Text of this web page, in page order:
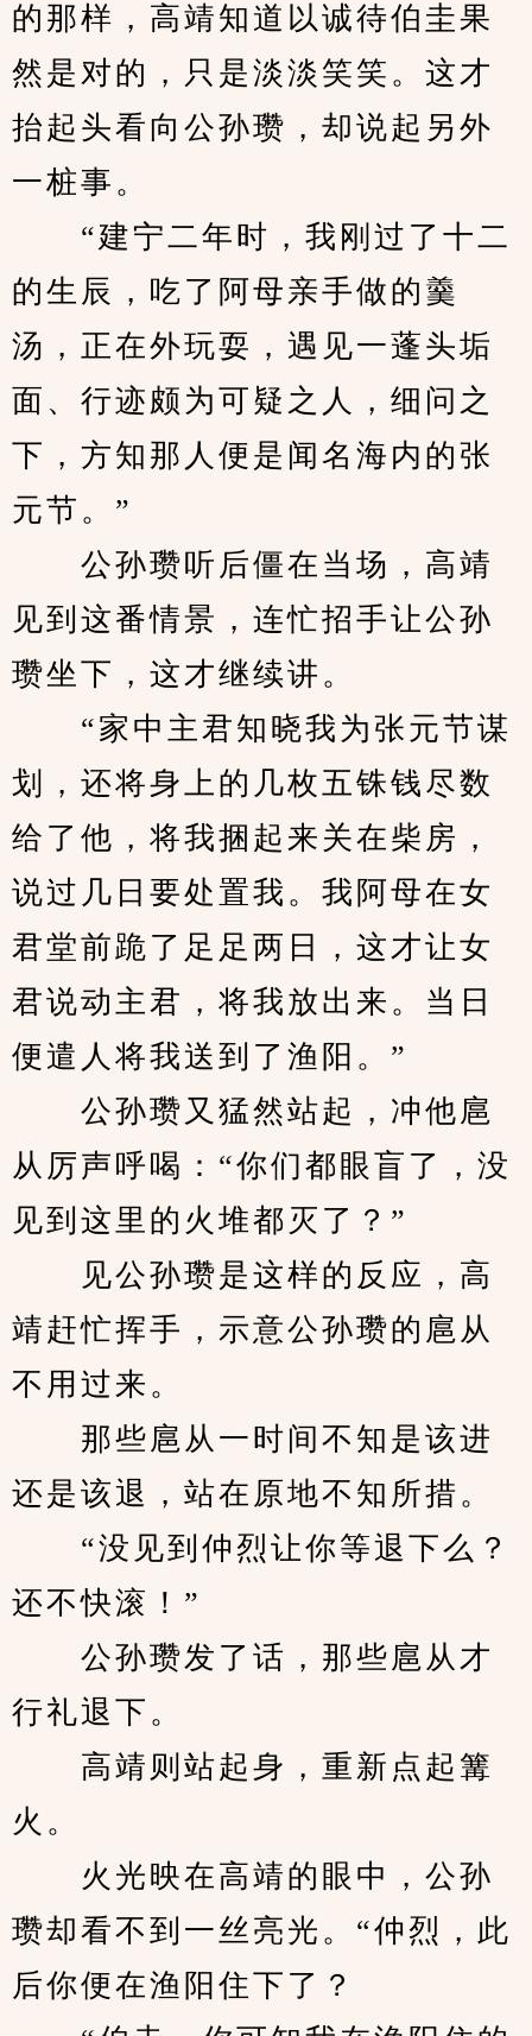
的那样，高靖知道以诚待伯圭果
然是对的，只是淡淡笑笑。这才
抬起头看向公孙瓒，却说起另外
一桩事。
“建宁二年时，我刚过了十二
的生辰，吃了阿母亲手做的羹
汤，正在外玩耍，遇见一蓬头垢
面、行迹颇为可疑之人，细问之
下，方知那人便是闻名海内的张
元节。”
公孙瓒听后僵在当场，高靖
见到这番情景，连忙招手让公孙
瓒坐下，这才继续讲。
“家中主君知晓我为张元节谋
划，还将身上的几枚五铢钱尽数
给了他，将我捆起来关在柴房，
说过几日要处置我。我阿母在女
君堂前跪了足足两日，这才让女
君说动主君，将我放出来。当日
便遣人将我送到了渔阳。”
公孙瓒又猛然站起，冲他扈
从厉声呼喝：“你们都眼盲了，没
见到这里的火堆都灭了？”
见公孙瓒是这样的反应，高
靖赶忙挥手，示意公孙瓒的扈从
不用过来。
那些扈从一时间不知是该进
还是该退，站在原地不知所措。
“没见到仲烈让你等退下么？
还不快滚！”
公孙瓒发了话，那些扈从才
行礼退下。
高靖则站起身，重新点起篝
火。
火光映在高靖的眼中，公孙
瓒却看不到一丝亮光。“仲烈，此
后你便在渔阳住下了？